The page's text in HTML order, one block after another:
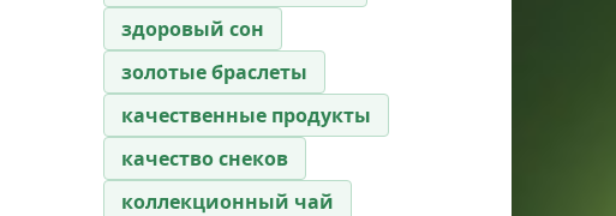
здоровый сон
золотые браслеты
качественные продукты
качество снеков
коллекционный чай